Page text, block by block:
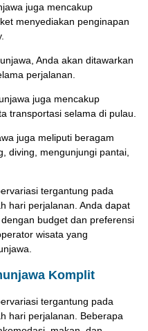
juga mencakup
menyediakan penginapan
Anda akan ditawarkan
perjalanan.
juga mencakup
transportasi selama di pulau.
juga meliputi beragam
diving, mengunjungi pantai,
tergantung pada
hari perjalanan. Anda dapat
budget dan preferensi
wisata yang
Komplit
tergantung pada
hari perjalanan. Beberapa